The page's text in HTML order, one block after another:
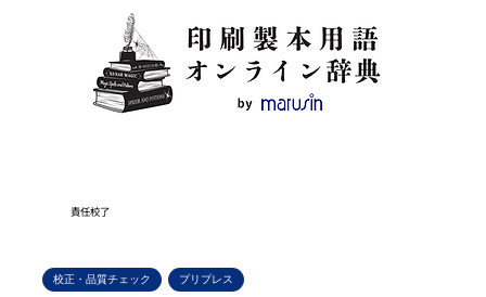
責任校了
校正・品質チェック プリプレス